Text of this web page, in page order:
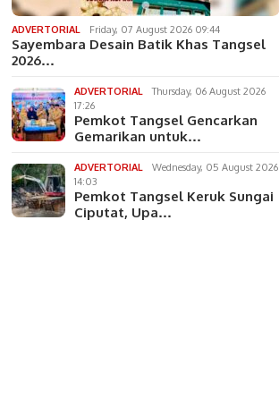
ADVERTORIAL Friday, 07 August 2026 09:44
Sayembara Desain Batik Khas Tangsel
2026…
ADVERTORIAL
Thursday, 06 August 2026
17:26
Pemkot Tangsel Gencarkan
Gemarikan untuk…
ADVERTORIAL
Wednesday, 05 August 2026
14:03
Pemkot Tangsel Keruk Sungai
Ciputat, Upa…